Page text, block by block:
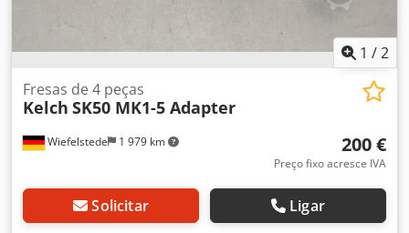
1 /2
Wiefelstede 1 979 km
Fresas de 4 peças
Kelch SK50 MK1-5 Adapter
200 €
Preço fixo acresce IVA
Solicitar Ligar